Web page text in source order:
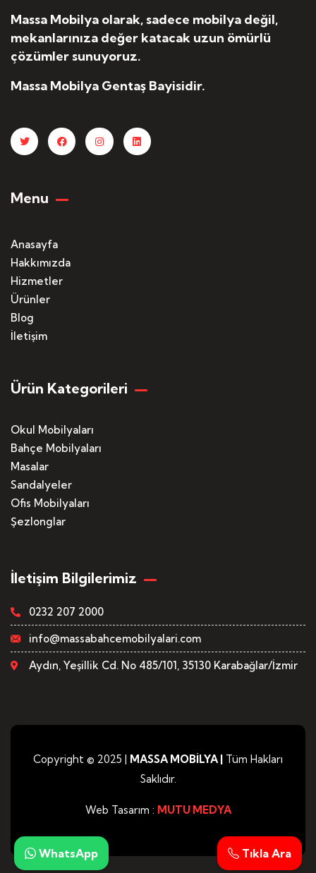
Massa Mobilya olarak, sadece mobilya değil,
mekanlarınıza değer katacak uzun ömürlü
çözümler sunuyoruz.
Massa Mobilya Gentaş Bayisidir.
Menu
Anasayfa
Hakkımızda
Hizmetler
Ürünler
Blog
İletişim
Ürün Kategorileri
Okul Mobilyaları
Bahçe Mobilyaları
Masalar
Sandalyeler
Ofis Mobilyaları
Şezlonglar
İletişim Bilgilerimiz
0232 207 2000
info@massabahcemobilyalari.com
Aydın, Yeşillik Cd. No 485/101, 35130 Karabağlar/İzmir
Copyright © 2025 | MASSA MOBİLYA Tüm Hakları
Saklıdır.
Web Tasarım : MUTU MEDYA
Tıkla Ara
WhatsApp